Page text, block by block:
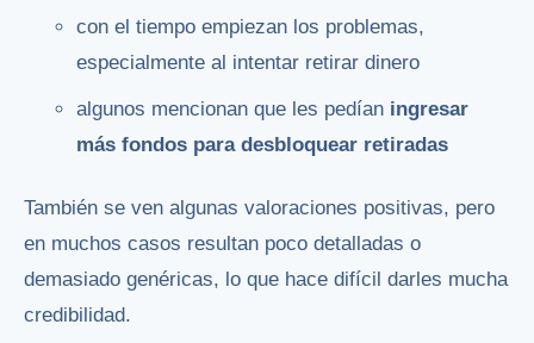
con el tiempo empiezan los problemas,
especialmente al intentar retirar dinero
algunos mencionan que les pedían ingresar
más fondos para desbloquear retiradas
También se ven algunas valoraciones positivas, pero
en muchos casos resultan poco detalladas o
demasiado genéricas, lo que hace difícil darles mucha
credibilidad.